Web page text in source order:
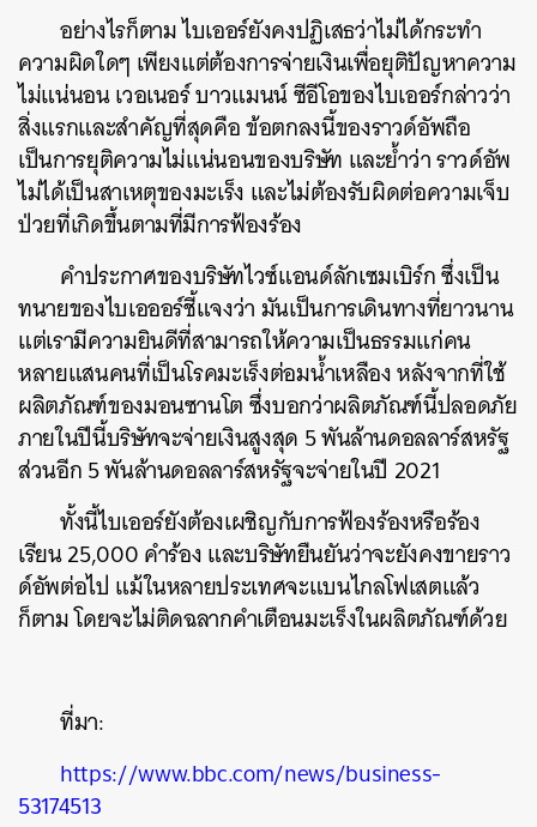
อย่างไรก็ตาม ไบเออร์ยังคงปฏิเสธว่าไม่ได้กระทำ
ความผิดใดๆ เพียงแต่ต้องการจ่ายเงินเพื่อยุติปัญหาความ
ไม่แน่นอน เวอเนอร์ บาวแมนน์ ซีอีโอของไบเออร์กล่าวว่า
สิ่งแรกและสำคัญที่สุดคือ ข้อตกลงนี้ของราวด์อัพถือ
เป็นการยุติความไม่แน่นอนของบริษัท และย้ำว่า ราวด์อัพ
ไม่ได้เป็นสาเหตุของมะเร็ง และไม่ต้องรับผิดต่อความเจ็บ
ป่วยที่เกิดขึ้นตามที่มีการฟ้องร้อง
คำประกาศของบริษัทไวซ์แอนด์ลักเซมเบิร์ก ซึ่งเป็น
ทนายของไบเอออร์ชี้แจงว่า มันเป็นการเดินทางที่ยาวนาน
แต่เรามีความยินดีที่สามารถให้ความเป็นธรรมแก่คน
หลายแสนคนที่เป็นโรคมะเร็งต่อมน้ำเหลือง หลังจากที่ใช้
ผลิตภัณฑ์ของมอนซานโต ซึ่งบอกว่าผลิตภัณฑ์นี้ปลอดภัย
ภายในปีนี้บริษัทจะจ่ายเงินสูงสุด 5 พันล้านดอลลาร์สหรัฐ
ส่วนอีก 5 พันล้านดอลลาร์สหรัฐจะจ่ายในปี 2021
ทั้งนี้ไบเออร์ยังต้องเผชิญกับการฟ้องร้องหรือร้อง
เรียน 25,000 คำร้อง และบริษัทยืนยันว่าจะยังคงขายราว
ด์อัพต่อไป แม้ในหลายประเทศจะแบนไกลโฟเสตแล้ว
ก็ตาม โดยจะไม่ติดฉลากคำเตือนมะเร็งในผลิตภัณฑ์ด้วย
ที่มา:
https://www.bbc.com/news/business-
53174513
SHARE TWEET LINE EMAIL